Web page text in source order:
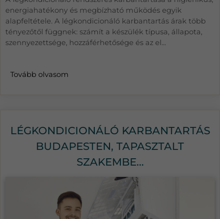
energiahatékony és megbízható működés egyik
alapfeltétele. A légkondicionáló karbantartás árak több
tényezőtől függnek: számít a készülék típusa, állapota,
szennyezettsége, hozzáférhetősége és az el...
Tovább olvasom
LÉGKONDICIONÁLÓ KARBANTARTÁS
BUDAPESTEN, TAPASZTALT
SZAKEMBE...